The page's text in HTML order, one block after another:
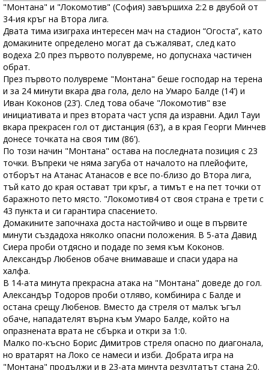
"Монтана" и "Локомотив" (София) завършиха 2:2 в двубой от
34-ия кръг на Втора лига.
Двата тима изиграха интересен мач на стадион “Огоста”, като
домакините определено могат да съжаляват, след като
водеха 2:0 през първото полувреме, но допуснаха частичен
обрат.
През първото полувреме "Монтана" беше господар на терена
и за 24 минути вкара два гола, дело на Умаро Балде (14’) и
Иван Коконов (23’). След това обаче "Локомотив" взе
инициативата и през втората част успя да изравни. Адил Тауи
вкара прекрасен гол от дистанция (63’), а в края Георги Минчев
донесе точката на своя тим (86’).
По този начин "Монтана" остава на последната позиция с 23
точки. Въпреки че няма загуба от началото на плейофите,
отборът на Атанас Атанасов е все по-близо до Втора лига,
тъй като до края остават три кръг, а тимът е на пет точки от
баражното пето място. "Локомотив4 от своя страна е трети с
43 пункта и си гарантира спасението.
Домакините започнаха доста настойчиво и още в първите
минути създадоха няколко опасни положения. В 5-ата Давид
Сиера проби отдясно и подаде по земя към Коконов.
Александър Любенов обаче внимаваше и спаси удара на
халфа.
В 14-ата минута прекрасна атака на "Монтана" доведе до гол.
Александър Тодоров проби отляво, комбинира с Балде и
остана срещу Любенов. Вместо да стреля от малък ъгъл
обаче, нападателят върна към Умаро Балде, който на
опразнената врата не сбърка и откри за 1:0.
Малко по-късно Борис Димитров стреля опасно по диагонала,
но вратарят на Локо се намеси и изби. Добрата игра на
"Монтана" продължи и в 23-ата минута резултатът стана 2:0.